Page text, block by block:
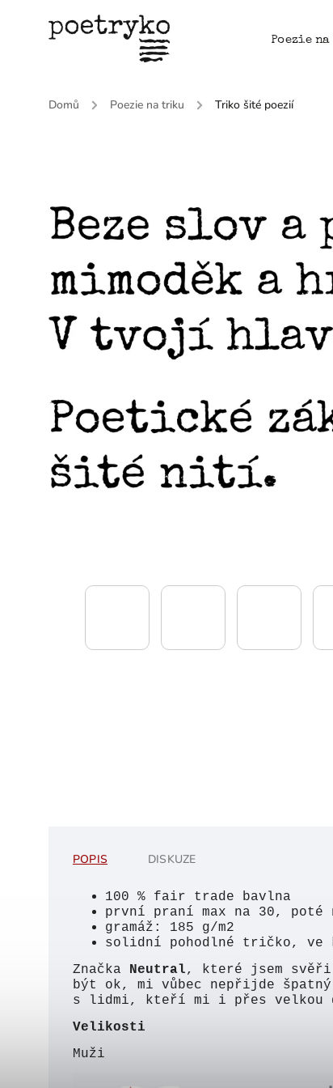
Poezie
Domů / Poezie na triku / Triko šité poezií
POPIS DISKUZE
100 % fair trade bavlna
první praní max na 30, poté
gramáž: 185 g/m2
solidní pohodlné tričko, ve
Značka Neutral, které jsem svěřil
být ok, mi vůbec nepřijde
s lidmi, kteří mi i přes velkou
Velikosti
Muži